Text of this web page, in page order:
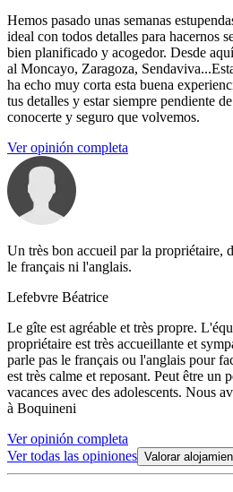
Hemos pasado unas semanas
ideal con todos detalles para hacernos
bien planificado y acogedor. Desde
al Moncayo, Zaragoza,
ha echo muy corta esta buena
tus detalles y estar siempre pendiente
conocerte y seguro que volvemos.
Ver opinión completa
Un très bon accueil par la propriétaire,
le français ni l'anglais.
Lefebvre Béatrice
Le gîte est agréable et très propre.
propriétaire est très accueillante et
parle pas le français ou l'anglais pour
est très calme et reposant. Peut être un
vacances avec des adolescents. Nous
à Boquineni
Ver opinión completa
Ver todas las opiniones Valorar